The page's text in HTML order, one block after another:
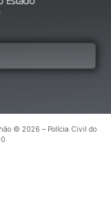
© 2026 – Polícia Civil do